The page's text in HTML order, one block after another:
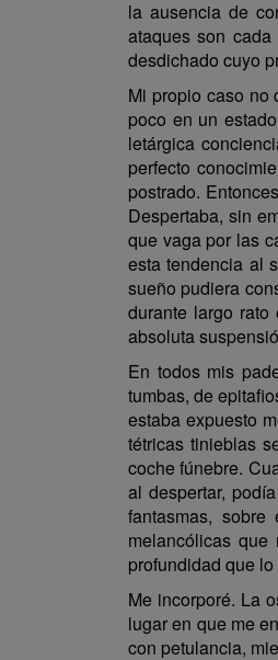
la ausencia de
ataques son
desdichado cuyo
Mi propio caso no
poco en un
letárgica
perfecto
postrado.
Despertaba, sin
que vaga por las
esta tendencia al
sueño pudiera
durante largo
absoluta
En todos mis
tumbas, de
estaba expuesto
tétricas tinieblas
coche fúnebre.
al despertar,
fantasmas,
melancólicas
profundidad que
Me incorporé. La
lugar en que me
con petulancia,